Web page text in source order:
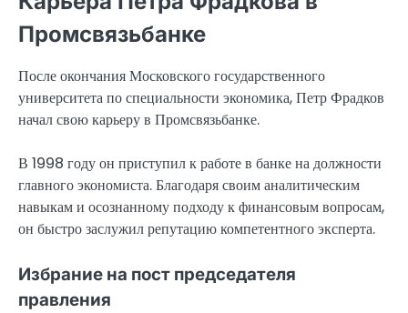
Промсвязьбанке
После окончания Московского государственного
университета по специальности экономика, Петр Фрадков
начал свою карьеру в Промсвязьбанке.
В 1998 году он приступил к работе в банке на должности
главного экономиста. Благодаря своим аналитическим
навыкам и осознанному подходу к финансовым вопросам,
он быстро заслужил репутацию компетентного эксперта.
Избрание на пост председателя
правления